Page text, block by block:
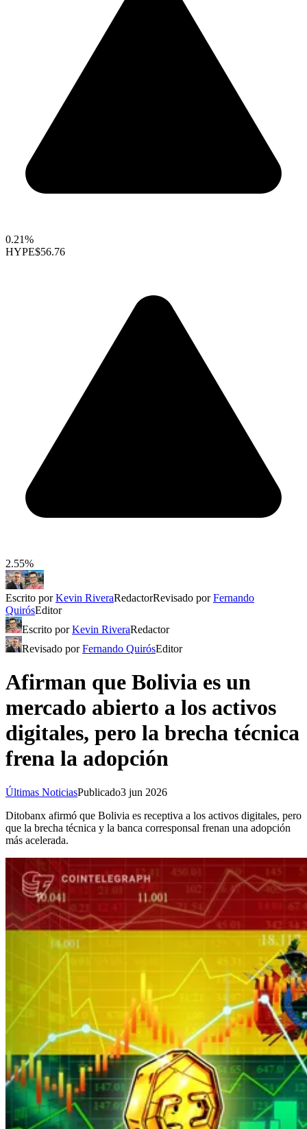
0.21%
HYPE$56.76
2.55%
Escrito porKevin RiveraRedactorRevisado porFernando
QuirósEditor
Escrito porKevin RiveraRedactor
Revisado porFernando QuirósEditor
Afirman que Bolivia es un
mercado abierto a los activos
digitales, pero la brecha técnica
frena la adopción
Últimas NoticiasPublicado3 jun 2026
Ditobanx afirmó que Bolivia es receptiva a los activos digitales, pero
que la brecha técnica y la banca corresponsal frenan una adopción
más acelerada.